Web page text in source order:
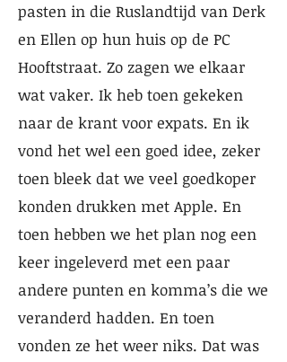
pasten in die Ruslandtijd van Derk
en Ellen op hun huis op de PC
Hooftstraat. Zo zagen we elkaar
wat vaker. Ik heb toen gekeken
naar de krant voor expats. En ik
vond het wel een goed idee, zeker
toen bleek dat we veel goedkoper
konden drukken met Apple. En
toen hebben we het plan nog een
keer ingeleverd met een paar
andere punten en komma’s die we
veranderd hadden. En toen
vonden ze het weer niks. Dat was